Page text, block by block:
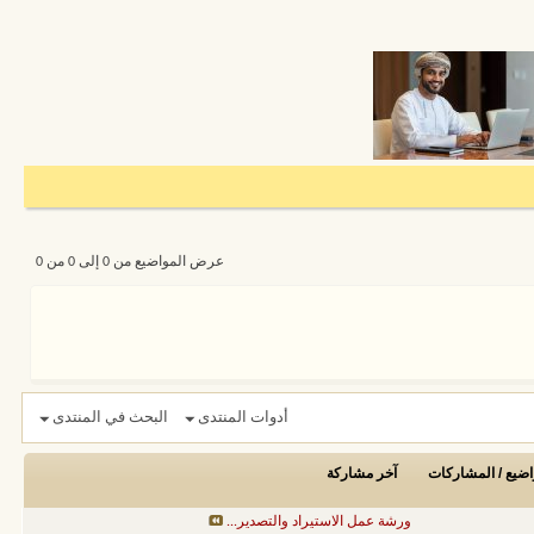
عرض المواضيع من 0 إلى 0 من 0
أدوات المنتدى البحث في المنتدى
/ المشاركات آخر مشاركة
ورشة عمل الاستيراد والتصدير...